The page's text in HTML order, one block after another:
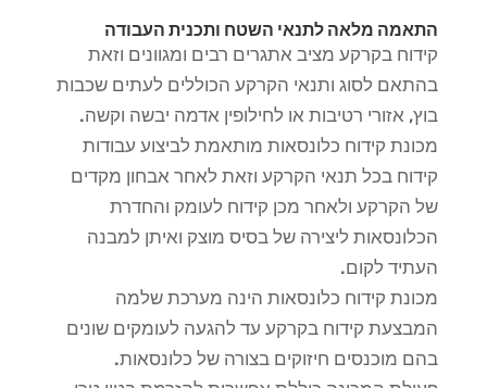
התאמה מלאה לתנאי השטח ותכנית העבודה
קידוח בקרקע מציב אתגרים רבים ומגוונים וזאת
בהתאם לסוג ותנאי הקרקע הכוללים לעתים שכבות
בוץ, אזורי רטיבות או לחילופין אדמה יבשה וקשה.
מכונת קידוח כלונסאות מותאמת לביצוע עבודות
קידוח בכל תנאי הקרקע וזאת לאחר אבחון מקדים
של הקרקע ולאחר מכן קידוח לעומק והחדרת
הכלונסאות ליצירה של בסיס מוצק ואיתן למבנה
העתיד לקום.
מכונת קידוח כלונסאות הינה מערכת שלמה
המבצעת קידוח בקרקע עד להגעה לעומקים שונים
בהם מוכנסים חיזוקים בצורה של כלונסאות.